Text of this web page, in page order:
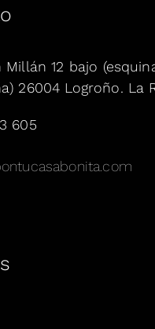
Millán 12 bajo
26004 Logroño. La
605